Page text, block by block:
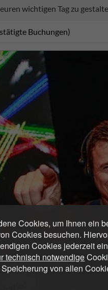
Cookies, um Ihnen ein
Cookies besuchen.
Cookies jederzeit
technisch notwendige
von allen
wichtigen Tag zu
Buchungen)